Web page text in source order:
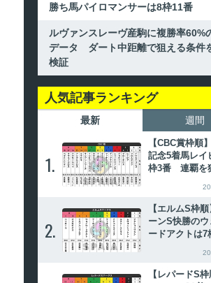
勝ち馬パイロマンサーは8枠11番
ルヴァンスレーヴ産駒に複勝率60%
データ ダート中距離で狙える条件
検証
人気記事ランキング
最新 週間
1.
【CBC賞枠順
記念5着馬レイ
枠3番 連覇を
2.
【エルムS枠
ーンS快勝のウ
ードアクトは
【レパードS